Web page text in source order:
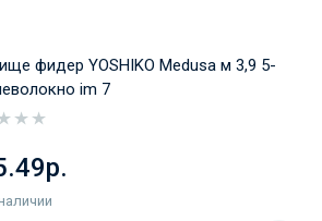
фидер YOSHIKO Medusa м 3,9 5-
im 7